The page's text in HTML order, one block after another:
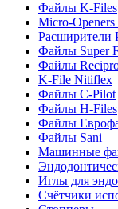
Файлы K-Files
Micro-
Расширители
Файлы Super
Файлы
K-File Nitiflex
Файлы C-Pilot
Файлы H-Files
Файлы
Файлы Sani
Машинные
Иглы для
Счётчики